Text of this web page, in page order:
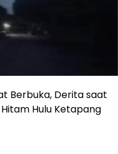
Berbuka, Derita saat
Hulu Ketapang